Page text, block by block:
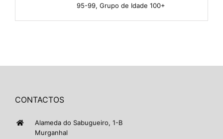
95-99, Grupo de Idade 100+
CONTACTOS
Alameda do Sabugueiro, 1-B
Murganhal